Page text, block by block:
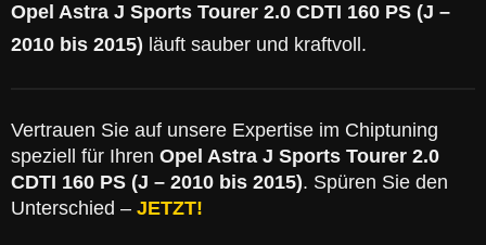
Opel Astra J Sports Tourer 2.0 CDTI 160 PS (J –
2010 bis 2015) läuft sauber und kraftvoll.
Vertrauen Sie auf unsere Expertise im Chiptuning
speziell für Ihren Opel Astra J Sports Tourer 2.0
CDTI 160 PS (J – 2010 bis 2015). Spüren Sie den
Unterschied – JETZT!